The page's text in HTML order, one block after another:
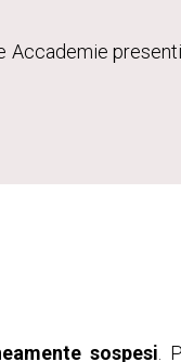
Accademie presenti
sospesi .